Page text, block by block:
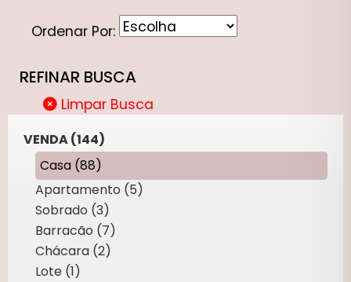
Ordenar Por:
REFINAR BUSCA
Limpar Busca
VENDA (144)
Casa (88)
Apartamento (5)
Sobrado (3)
Barracão (7)
Chácara (2)
Lote (1)